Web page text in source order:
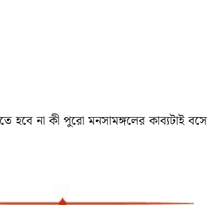
হবে না কী পুরো মনসামঙ্গলের কাব্যটাই বসে